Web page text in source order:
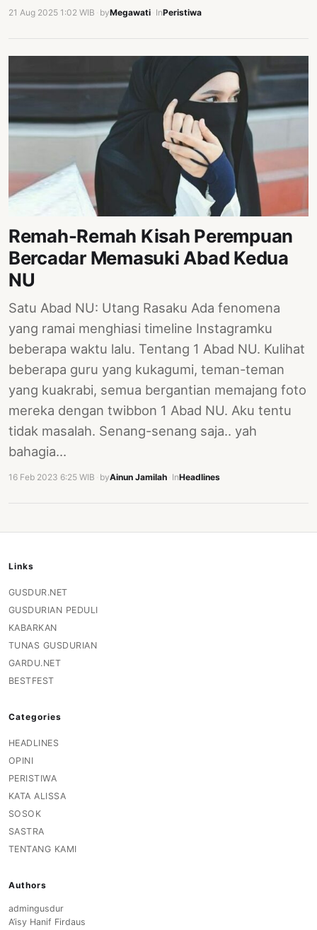
21 Aug 2025 1:02 WIB byMegawati InPeristiwa
Remah-Remah Kisah Perempuan
Bercadar Memasuki Abad Kedua
NU
Satu Abad NU: Utang Rasaku Ada fenomena
yang ramai menghiasi timeline Instagramku
beberapa waktu lalu. Tentang 1 Abad NU. Kulihat
beberapa guru yang kukagumi, teman-teman
yang kuakrabi, semua bergantian memajang foto
mereka dengan twibbon 1 Abad NU. Aku tentu
tidak masalah. Senang-senang saja.. yah
bahagia…
16 Feb 2023 6:25 WIB byAinun Jamilah InHeadlines
Links
GUSDUR.NET
GUSDURIAN PEDULI
KABARKAN
TUNAS GUSDURIAN
GARDU.NET
BESTFEST
Categories
HEADLINES
OPINI
PERISTIWA
KATA ALISSA
SOSOK
SASTRA
TENTANG KAMI
Authors
admingusdur
A’isy Hanif Firdaus